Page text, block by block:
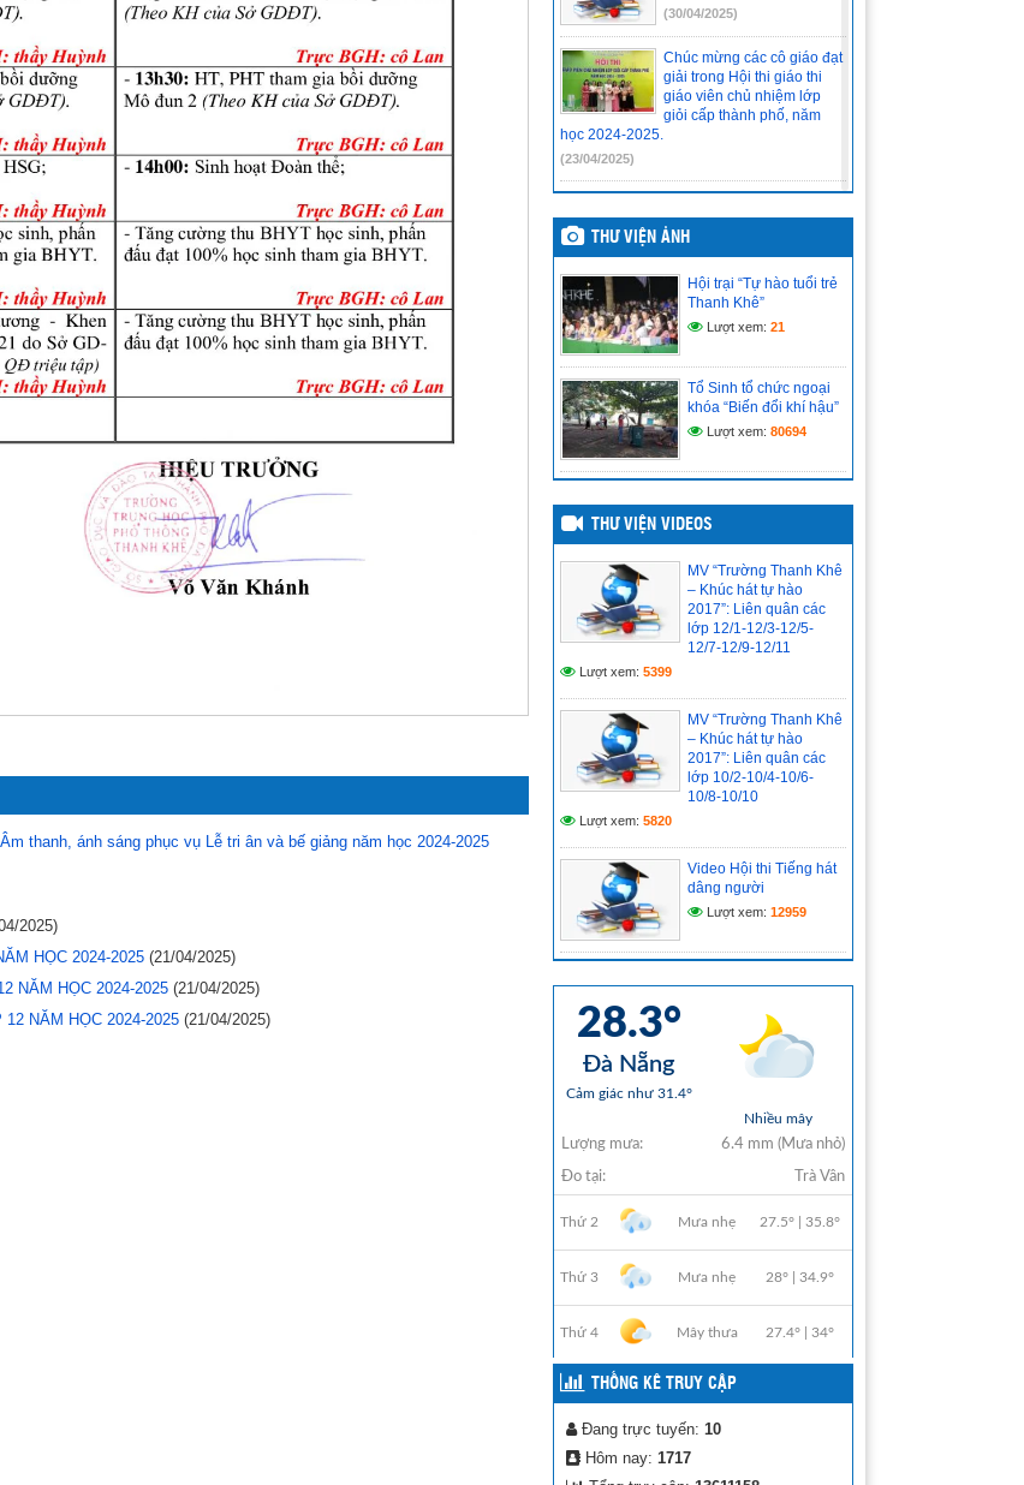
thanh, ánh sáng phục vụ Lễ tri ân và bế giảng năm học 2024-2025
2025)
HỌC 2024-2025 (21/04/2025)
NĂM HỌC 2024-2025 (21/04/2025)
NĂM HỌC 2024-2025 (21/04/2025)
(30/04/2025)
Chúc mừng các cô giáo đạt
giải trong Hội thi giáo thi
giáo viên chủ nhiệm lớp
giỏi cấp thành phố, năm
học 2024-2025.
(23/04/2025)
LÀM SINH VIÊN” TẠI KHOA
SINH – NÔNG NGHIỆP –
MÔI TRƯỜNG – TRƯỜNG
ĐẠI HỌC SƯ PHẠM – ĐH ĐÀ NẴNG
(21/04/2025)
ĐỀ CƯƠNG ÔN THI TỐT
NGHIỆP MÔN VẬT LÍ LỚP
12 NĂM HỌC 2024-2025
(21/04/2025)
ĐỀ CƯƠNG ÔN THI TỐT
NGHIỆP MÔN NGỮ VĂN
2025
(21/04/2025)
ĐỀ CƯƠNG ÔN THI TỐT
NGHIỆP MÔN TIẾNG ANH
LỚP 12 NĂM HỌC 2024-
2025
THƯ VIỆN ẢNH
Hội trại “Tự hào tuổi trẻ
Thanh Khê”
Lượt xem: 21
Tổ Sinh tổ chức ngoại
khóa “Biến đổi khí hậu”
Lượt xem: 80694
THƯ VIỆN VIDEOS
MV “Trường Thanh Khê
– Khúc hát tự hào
2017”: Liên quân các
lớp 12/1-12/3-12/5-
12/7-12/9-12/11
Lượt xem: 5399
MV “Trường Thanh Khê
– Khúc hát tự hào
2017”: Liên quân các
lớp 10/2-10/4-10/6-
10/8-10/10
Lượt xem: 5820
Video Hội thi Tiếng hát
dâng người
Lượt xem: 12959
THỐNG KÊ TRUY CẬP
Đang trực tuyến: 10
Hôm nay: 1717